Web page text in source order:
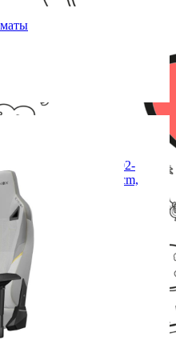
Karnox (KX800502-
Edition, Grey,<188cm,